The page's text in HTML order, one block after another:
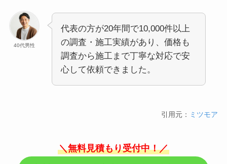
40代男性
代表の方が20年間で10,000件以上
の調査・施工実績があり、価格も
調査から施工まで丁寧な対応で安
心して依頼できました。
引用元： ミツモア
＼無料見積もり受付中！／